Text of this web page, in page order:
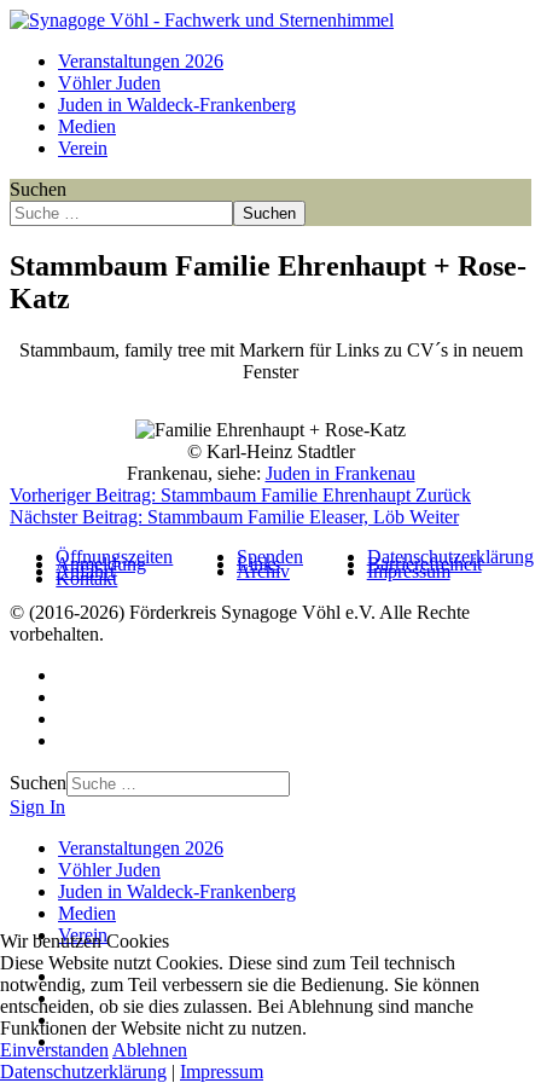
Veranstaltungen 2026
Vöhler Juden
Juden in Waldeck-Frankenberg
Medien
Verein
Suchen
Suchen
Stammbaum Familie Ehrenhaupt + Rose-
Katz
Stammbaum, family tree mit Markern für Links zu CV´s in neuem
Fenster
© Karl-Heinz Stadtler
Frankenau, siehe: Juden in Frankenau
Vorheriger Beitrag: Stammbaum Familie Ehrenhaupt Zurück
Nächster Beitrag: Stammbaum Familie Eleaser, Löb Weiter
Öffnungszeiten
Anmeldung
Anfahrt
Kontakt
Spenden
Links
Archiv
Datenschutzerklärung
Barrierefreiheit
Impressum
© (2016-2026) Förderkreis Synagoge Vöhl e.V. Alle Rechte
vorbehalten.
Suchen
Sign In
Veranstaltungen 2026
Vöhler Juden
Juden in Waldeck-Frankenberg
Medien
Verein
Wir benutzen Cookies
Diese Website nutzt Cookies. Diese sind zum Teil technisch
notwendig, zum Teil verbessern sie die Bedienung. Sie können
entscheiden, ob sie dies zulassen. Bei Ablehnung sind manche
Funktionen der Website nicht zu nutzen.
Einverstanden Ablehnen
Datenschutzerklärung | Impressum